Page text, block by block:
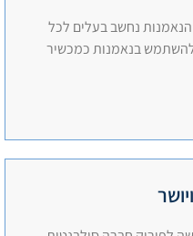
הנאמנות נחשב בעלים לכל
להשתמש בנאמנות כמכשיר